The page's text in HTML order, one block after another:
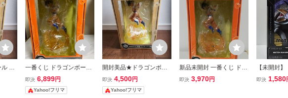
一
一番くじ ドラゴンボール
改 最高レベルの決戦編 A
賞 孫悟空＆神龍フィギュ
ア
即決 6,899円
Yahoo!フリマ
開封美品★ドラゴンボー
ル 一番くじ 最高レベルの
決戦編 A賞 孫 悟空＆神
龍 フィギュア 希少 DRA
即決 4,500円
Yahoo!フリマ
新品未開封 一番くじ ドラ
ゴンボール改 最高レベル
即決 3,970円
【未開封
ルZ
即決 1,580